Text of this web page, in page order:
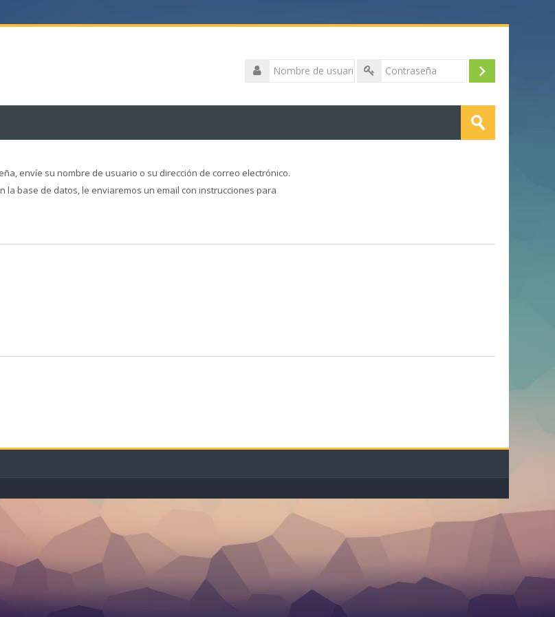
Nombre
de
Acceder
Enviar
envíe su nombre de usuario o su dirección de correo electrónico.
la base de datos, le enviaremos un email con instrucciones para